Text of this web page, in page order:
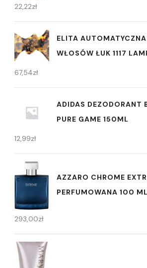
22,22zł
ELITA
WŁOSÓW ŁUK 1117
67,54zł
ADIDAS DEZODORANT
PURE GAME 150ML
12,99zł
AZZARO CHROME
PERFUMOWANA 100 ML
293,00zł